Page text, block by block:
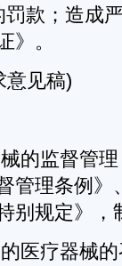
款；造成
》。
意见稿)
的监督管理
管理条例》
别规定》，
医疗器械